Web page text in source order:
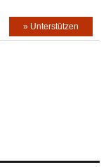
» Unterstützen